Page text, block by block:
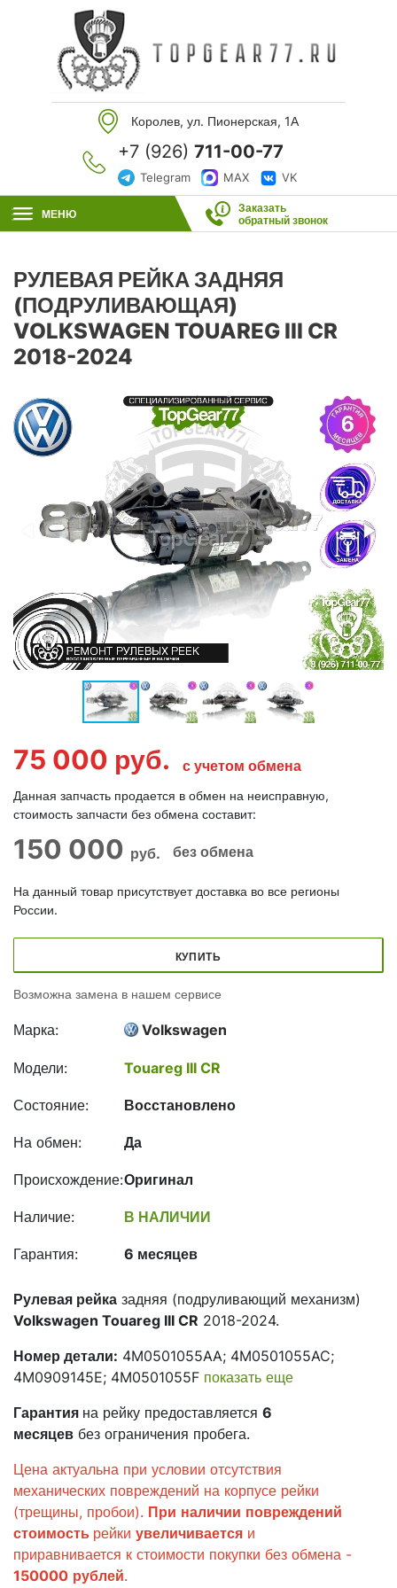
Королев, ул. Пионерская, 1А
+7 (926) 711-00-77
Telegram MAX VK
МЕНЮ
Заказать
обратный звонок
РУЛЕВАЯ РЕЙКА ЗАДНЯЯ
(ПОДРУЛИВАЮЩАЯ)
VOLKSWAGEN TOUAREG III CR
2018-2024
75 000 руб. с учетом обмена
Данная запчасть продается в обмен на неисправную,
стоимость запчасти без обмена составит:
150 000 руб. без обмена
На данный товар присутствует доставка во все регионы
России.
КУПИТЬ
Возможна замена в нашем сервисе
Марка: Volkswagen
Модели: Touareg III CR
Состояние: Восстановлено
На обмен: Да
Происхождение:Оригинал
Наличие: В НАЛИЧИИ
Гарантия: 6 месяцев
Рулевая рейка задняя (подруливающий механизм)
Volkswagen Touareg III CR 2018-2024.
Номер детали: 4M0501055AA; 4M0501055AC;
4M0909145E; 4M0501055F показать еще
Гарантия на рейку предоставляется 6
месяцев без ограничения пробега.
Цена актуальна при условии отсутствия
механических повреждений на корпусе рейки
(трещины, пробои). При наличии повреждений
стоимость рейки увеличивается и
приравнивается к стоимости покупки без обмена -
150000 рублей.